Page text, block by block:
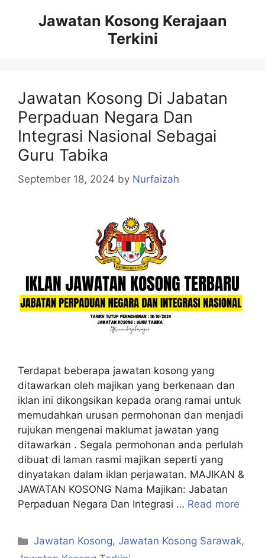
Jawatan Kosong Kerajaan
Terkini
Jawatan Kosong Di Jabatan
Perpaduan Negara Dan
Integrasi Nasional Sebagai
Guru Tabika
September 18, 2024 by Nurfaizah
Terdapat beberapa jawatan kosong yang
ditawarkan oleh majikan yang berkenaan dan
iklan ini dikongsikan kepada orang ramai untuk
memudahkan urusan permohonan dan menjadi
rujukan mengenai maklumat jawatan yang
ditawarkan . Segala permohonan anda perlulah
dibuat di laman rasmi majikan seperti yang
dinyatakan dalam iklan perjawatan. MAJIKAN &
JAWATAN KOSONG Nama Majikan: Jabatan
Perpaduan Negara Dan Integrasi … Read more
Categories
Jawatan Kosong,Jawatan Kosong Sarawak,